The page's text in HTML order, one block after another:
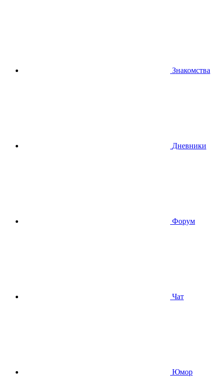
Знакомства
Дневники
Форум
Чат
Юмор